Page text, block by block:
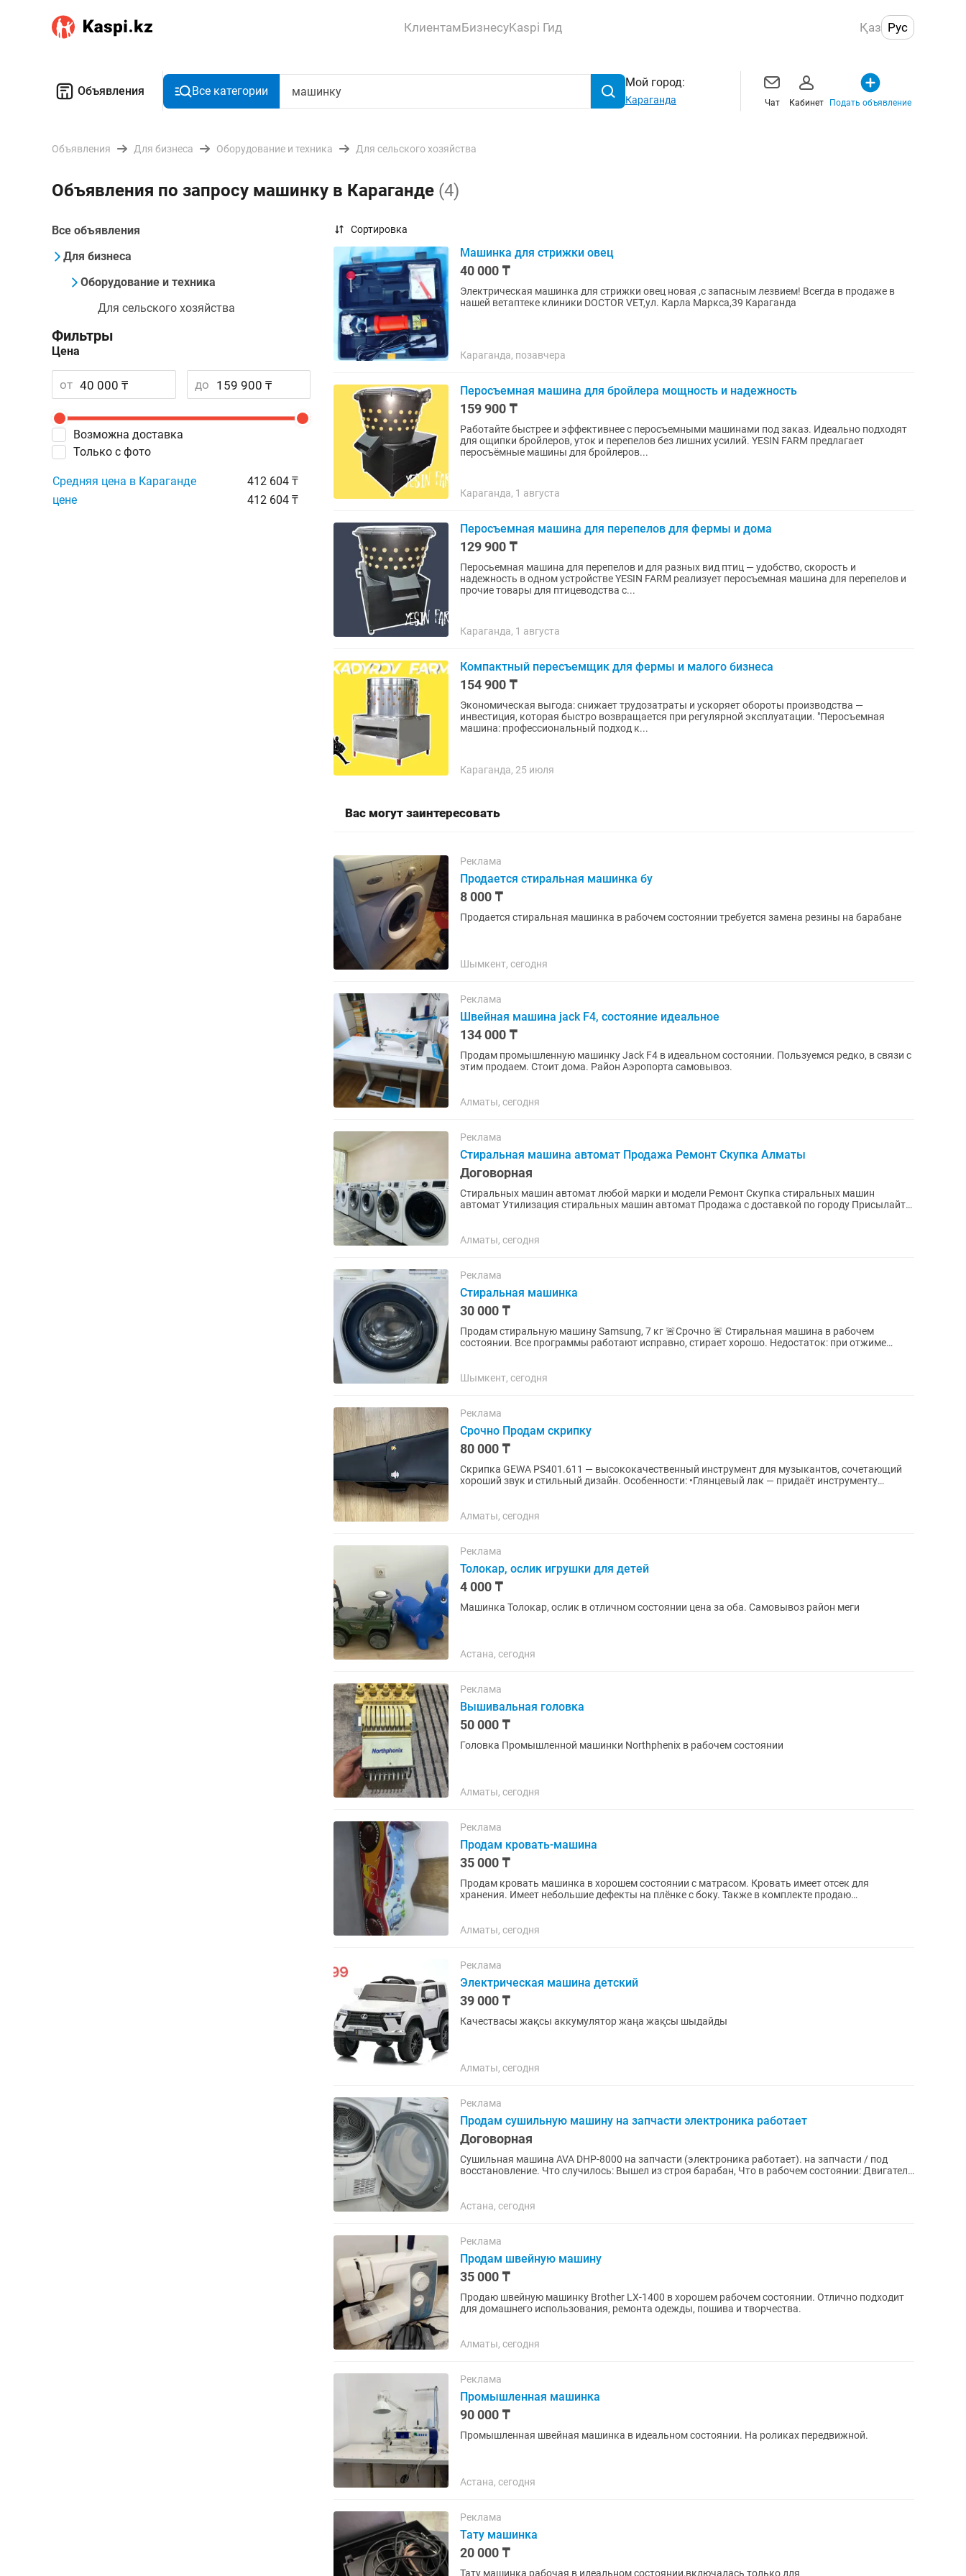
КлиентамБизнесуKaspi Гид Қаз Рус
Объявления Все категории
Мой город:
Караганда Чат Кабинет Подать объявление
Объявления Для бизнеса Оборудование и техника Для сельского хозяйства
Объявления по запросу машинку в Караганде (4)
Все объявления
Для бизнеса
Оборудование и техника
Для сельского хозяйства
Фильтры
Цена
от до
Возможна доставка
Только с фото
Средняя цена в Караганде
412 604 ₸
цене
412 604 ₸
Сортировка
Машинка для стрижки овец
40 000 ₸
Электрическая машинка для стрижки овец новая ,с запасным лезвием! Всегда в продаже в
нашей ветаптеке клиники DOCTOR VET,ул. Карла Маркса,39 Караганда
Караганда, позавчера
Перосъемная машина для бройлера мощность и надежность
159 900 ₸
Работайте быстрее и эффективнее с перосъемными машинами под заказ. Идеально подходят
для ощипки бройлеров, уток и перепелов без лишних усилий. YESIN FARM предлагает
перосъёмные машины для бройлеров...
Караганда, 1 августа
Перосъемная машина для перепелов для фермы и дома
129 900 ₸
Перосьемная машина для перепелов и для разных вид птиц — удобство, скорость и
надежность в одном устройстве YESIN FARM реализует перосъемная машина для перепелов и
прочие товары для птицеводства с...
Караганда, 1 августа
Компактный пересъемщик для фермы и малого бизнеса
154 900 ₸
Экономическая выгода: снижает трудозатраты и ускоряет обороты производства —
инвестиция, которая быстро возвращается при регулярной эксплуатации. "Перосъемная
машина: профессиональный подход к...
Караганда, 25 июля
Вас могут заинтересовать
Реклама
Продается стиральная машинка бу
8 000 ₸
Продается стиральная машинка в рабочем состоянии требуется замена резины на барабане
Шымкент, сегодня
Реклама
Швейная машина jack F4, состояние идеальное
134 000 ₸
Продам промышленную машинку Jack F4 в идеальном состоянии. Пользуемся редко, в связи с
этим продаем. Стоит дома. Район Аэропорта самовывоз.
Алматы, сегодня
Реклама
Стиральная машина автомат Продажа Ремонт Скупка Алматы
Договорная
Стиральных машин автомат любой марки и модели Ремонт Скупка стиральных машин
автомат Утилизация стиральных машин автомат Продажа с доставкой по городу Присылайте
Алматы, сегодня
Реклама
Стиральная машинка
30 000 ₸
Продам стиральную машину Samsung, 7 кг 🚨Срочно 🚨 Стиральная машина в рабочем
состоянии. Все программы работают исправно, стирает хорошо. Недостаток: при отжиме
Шымкент, сегодня
Реклама
Срочно Продам скрипку
80 000 ₸
Скрипка GEWA PS401.611 — высококачественный инструмент для музыкантов, сочетающий
хороший звук и стильный дизайн. Особенности: •Глянцевый лак — придаёт инструменту
Алматы, сегодня
Реклама
Толокар, ослик игрушки для детей
4 000 ₸
Машинка Толокар, ослик в отличном состоянии цена за оба. Самовывоз район меги
Астана, сегодня
Реклама
Вышивальная головка
50 000 ₸
Головка Промышленной машинки Northphenix в рабочем состоянии
Алматы, сегодня
Реклама
Продам кровать-машина
35 000 ₸
Продам кровать машинка в хорошем состоянии с матрасом. Кровать имеет отсек для
хранения. Имеет небольшие дефекты на плёнке с боку. Также в комплекте продаю
Алматы, сегодня
Реклама
Электрическая машина детский
39 000 ₸
Качествасы жақсы аккумулятор жаңа жақсы шыдайды
Алматы, сегодня
Реклама
Продам сушильную машину на запчасти электроника работает
Договорная
Сушильная машина AVA DHP-8000 на запчасти (электроника работает). на запчасти / под
восстановление. Что случилось: Вышел из строя барабан, Что в рабочем состоянии: Двигатель
Астана, сегодня
Реклама
Продам швейную машину
35 000 ₸
Продаю швейную машинку Brother LX-1400 в хорошем рабочем состоянии. Отлично подходит
для домашнего использования, ремонта одежды, пошива и творчества.
Алматы, сегодня
Реклама
Промышленная машинка
90 000 ₸
Промышленная швейная машинка в идеальном состоянии. На роликах передвижной.
Астана, сегодня
Реклама
Тату машинка
20 000 ₸
Тату машинка рабочая в идеальном состоянии,включалась только для